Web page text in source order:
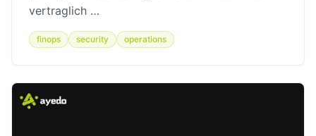
vertraglich …
finops security operations